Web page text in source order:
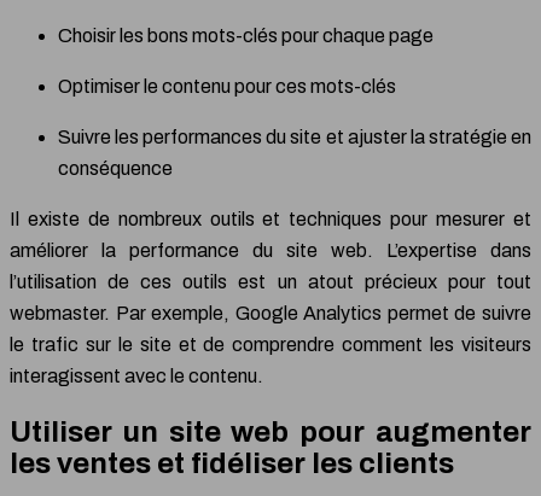
Choisir les bons mots-clés pour chaque page
Optimiser le contenu pour ces mots-clés
Suivre les performances du site et ajuster la stratégie en
conséquence
Il existe de nombreux outils et techniques pour mesurer et
améliorer la performance du site web. L’expertise dans
l’utilisation de ces outils est un atout précieux pour tout
webmaster. Par exemple, Google Analytics permet de suivre
le trafic sur le site et de comprendre comment les visiteurs
interagissent avec le contenu.
Utiliser un site web pour augmenter
les ventes et fidéliser les clients